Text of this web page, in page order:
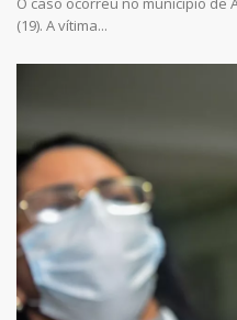
(19). A vítima...